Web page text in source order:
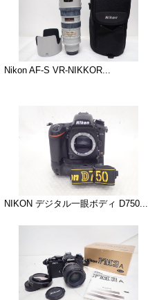
Nikon AF-S VR-NIKKOR...
NIKON デジタル一眼ボディ D750...